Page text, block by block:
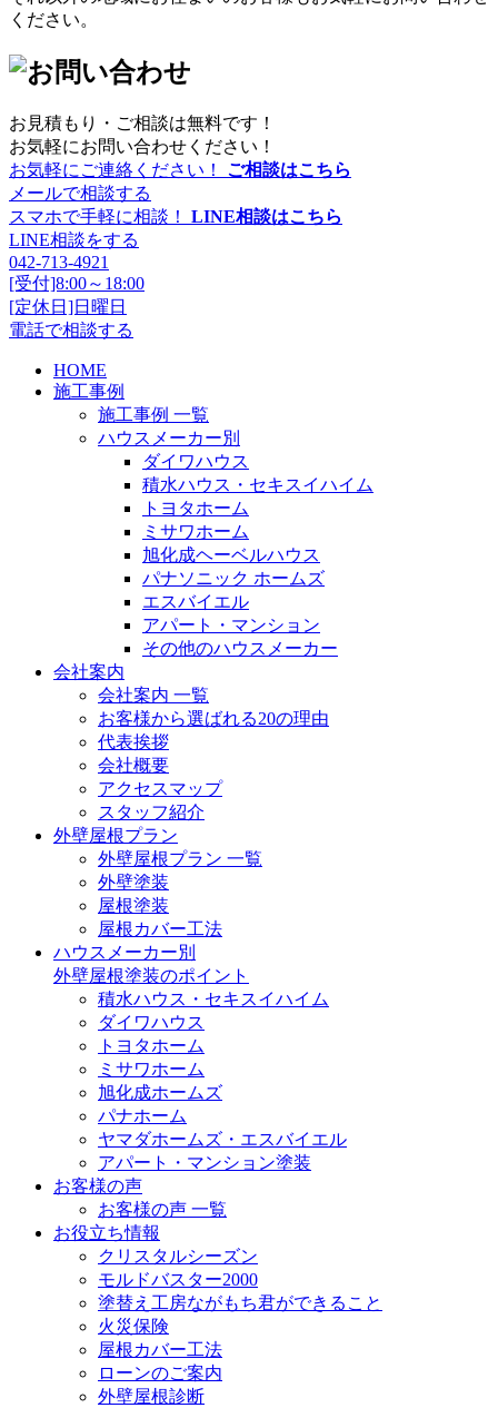
ください。
お見積もり・ご相談は無料です！
お気軽にお問い合わせください！
お気軽にご連絡ください！ ご相談はこちら
メールで相談する
スマホで手軽に相談！ LINE相談はこちら
LINE相談をする
042-713-4921
[受付]8:00～18:00
[定休日]日曜日
電話で相談する
HOME
施工事例
施工事例 一覧
ハウスメーカー別
ダイワハウス
積水ハウス・セキスイハイム
トヨタホーム
ミサワホーム
旭化成ヘーベルハウス
パナソニック ホームズ
エスバイエル
アパート・マンション
その他のハウスメーカー
会社案内
会社案内 一覧
お客様から選ばれる20の理由
代表挨拶
会社概要
アクセスマップ
スタッフ紹介
外壁屋根プラン
外壁屋根プラン 一覧
外壁塗装
屋根塗装
屋根カバー工法
ハウスメーカー別
外壁屋根塗装のポイント
積水ハウス・セキスイハイム
ダイワハウス
トヨタホーム
ミサワホーム
旭化成ホームズ
パナホーム
ヤマダホームズ・エスバイエル
アパート・マンション塗装
お客様の声
お客様の声 一覧
お役立ち情報
クリスタルシーズン
モルドバスター2000
塗替え工房ながもち君ができること
火災保険
屋根カバー工法
ローンのご案内
外壁屋根診断